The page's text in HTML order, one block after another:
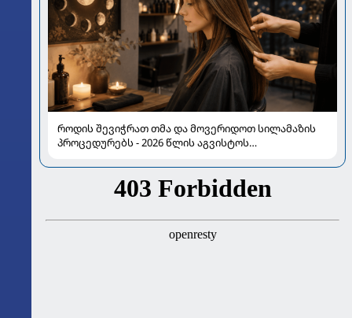
როდის შევიჭრათ თმა და მოვერიდოთ სილამაზის
პროცედურებს - 2026 წლის აგვისტოს